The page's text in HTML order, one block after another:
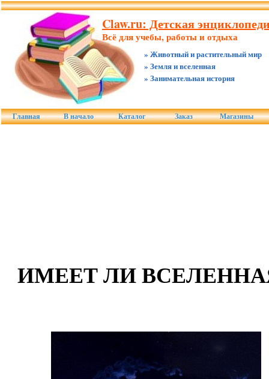
Claw.ru: Детская
Всё для учебы, работы и отдыха
» Животный и растительный мир
» Земля и вселенная
» Занимательная история
Главная В начало Каталог Заказ Магазины
ИМЕЕТ ЛИ